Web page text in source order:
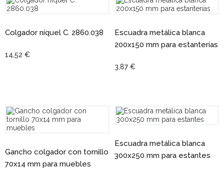
Colgador níquel C. 2860.038
14,52 €
Escuadra metálica blanca
200x150 mm para estanterías
3,87 €
Gancho colgador con tornillo
70x14 mm para muebles
Escuadra metálica blanca
300x250 mm para estantes